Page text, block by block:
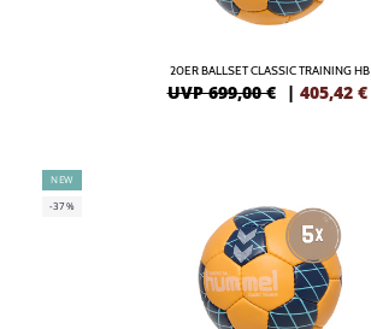
20ER BALLSET CLASSIC TRAINING HB
UVP 699,00 € | 405,42 €
NEW
-37%